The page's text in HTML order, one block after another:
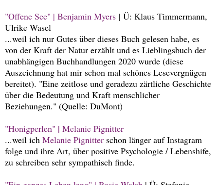
"Offene See" | Benjamin Myers | Ü: Klaus Timmermann,
Ulrike Wasel
...weil ich nur Gutes über dieses Buch gelesen habe, es
von der Kraft der Natur erzählt und es Lieblingsbuch der
unabhängigen Buchhandlungen 2020 wurde (diese
Auszeichnung hat mir schon mal schönes Lesevergnügen
bereitet). "Eine zeitlose und geradezu zärtliche Geschichte
über die Bedeutung und Kraft menschlicher
Beziehungen." (Quelle: DuMont)
"Honigperlen" | Melanie Pignitter
...weil ich Melanie Pignitter schon länger auf Instagram
folge und ihre Art, über positive Psychologie / Lebenshife,
zu schreiben sehr sympathisch finde.